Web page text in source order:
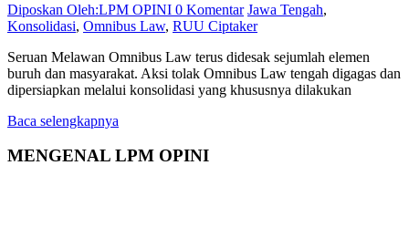
Diposkan Oleh:LPM OPINI 0 Komentar Jawa Tengah,
Konsolidasi, Omnibus Law, RUU Ciptaker
Seruan Melawan Omnibus Law terus didesak sejumlah elemen
buruh dan masyarakat. Aksi tolak Omnibus Law tengah digagas dan
dipersiapkan melalui konsolidasi yang khususnya dilakukan
Baca selengkapnya
MENGENAL LPM OPINI